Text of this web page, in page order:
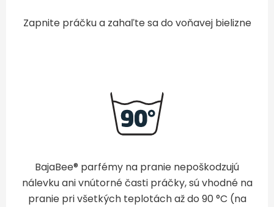
Zapnite práčku a zahaľte sa do voňavej bielizne
BajaBee® parfémy na pranie nepoškodzujú
nálevku ani vnútorné časti práčky, sú vhodné na
pranie pri všetkých teplotách až do 90 °C (na